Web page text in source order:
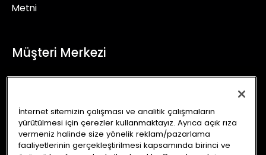
Metni
Müşteri Merkezi
İletişim Formu
info@autoking.com.tr
İnternet sitemizin çalışması ve analitik çalışmaların
yürütülmesi için çerezler kullanmaktayız. Ayrıca açık rıza
vermeniz halinde size yönelik reklam/pazarlama
faaliyetlerinin gerçekleştirilmesi kapsamında birinci ve